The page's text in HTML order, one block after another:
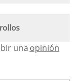
una opinión